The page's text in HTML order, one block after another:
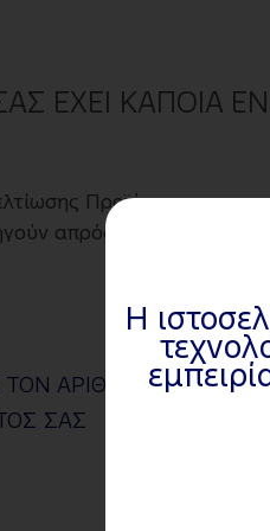
ΣΑΣ ΕΧΕΙ ΚΑΠΟΙΑ
Προϊόντος
απρόσκοπτα και με
ΤΟΝ ΑΡΙΘΜΟ ΠΛΑΙΣΙΟΥ
ΣΑΣ
Η